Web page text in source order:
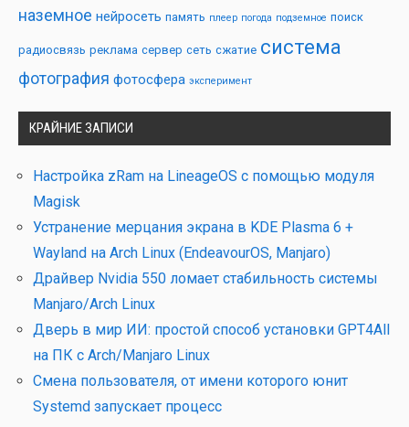
наземное нейросеть память плеер погода подземное поиск
радиосвязь реклама сервер сеть сжатие система
фотография фотосфера эксперимент
КРАЙНИЕ ЗАПИСИ
Настройка zRam на LineageOS с помощью модуля
Magisk
Устранение мерцания экрана в KDE Plasma 6 +
Wayland на Arch Linux (EndeavourOS, Manjaro)
Драйвер Nvidia 550 ломает стабильность системы
Manjaro/Arch Linux
Дверь в мир ИИ: простой способ установки GPT4All
на ПК с Arch/Manjaro Linux
Смена пользователя, от имени которого юнит
Systemd запускает процесс